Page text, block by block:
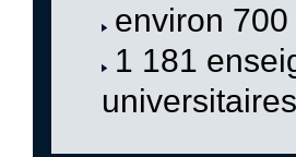
environ
1 181
universitaires